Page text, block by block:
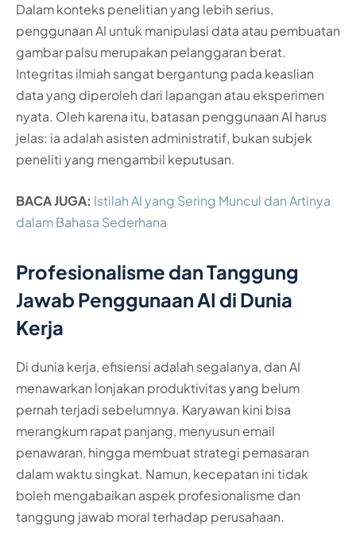
Dalam konteks penelitian yang lebih serius,
penggunaan AI untuk manipulasi data atau pembuatan
gambar palsu merupakan pelanggaran berat.
Integritas ilmiah sangat bergantung pada keaslian
data yang diperoleh dari lapangan atau eksperimen
nyata. Oleh karena itu, batasan penggunaan AI harus
jelas: ia adalah asisten administratif, bukan subjek
peneliti yang mengambil keputusan.
BACA JUGA: Istilah AI yang Sering Muncul dan Artinya
dalam Bahasa Sederhana
Profesionalisme dan Tanggung
Jawab Penggunaan AI di Dunia
Kerja
Di dunia kerja, efisiensi adalah segalanya, dan AI
menawarkan lonjakan produktivitas yang belum
pernah terjadi sebelumnya. Karyawan kini bisa
merangkum rapat panjang, menyusun email
penawaran, hingga membuat strategi pemasaran
dalam waktu singkat. Namun, kecepatan ini tidak
boleh mengabaikan aspek profesionalisme dan
tanggung jawab moral terhadap perusahaan.